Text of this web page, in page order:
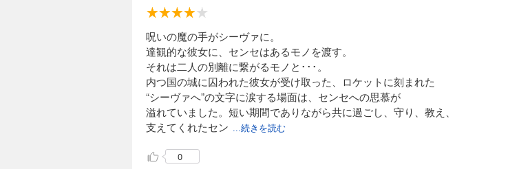
呪いの魔の手がシーヴァに。
達観的な彼女に、センセはあるモノを渡す。
それは二人の別離に繋がるモノと･･･。
内つ国の城に囚われた彼女が受け取った、ロケットに刻まれた
“シーヴァへ”の文字に涙する場面は、センセへの思慕が
溢れていました。短い期間でありながら共に過ごし、守り、教え、
支えてくれたセン
...続きを読む
0